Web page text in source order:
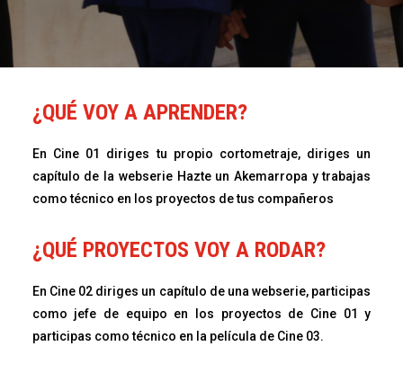
¿QUÉ VOY A APRENDER?
En Cine 01 diriges tu propio cortometraje, diriges un
capítulo de la webserie Hazte un Akemarropa y trabajas
como técnico en los proyectos de tus compañeros
¿QUÉ PROYECTOS VOY A RODAR?
En Cine 02 diriges un capítulo de una webserie, participas
como jefe de equipo en los proyectos de Cine 01 y
participas como técnico en la película de Cine 03.